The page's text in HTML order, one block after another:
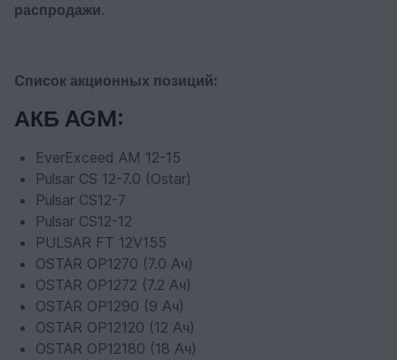
распродажи.
Cписок акционных позиций:
АКБ AGM:
EverExceed AM 12-15
Pulsar CS 12-7.0 (Ostar)
Pulsar CS12-7
Pulsar CS12-12
PULSAR FT 12V155
OSTAR OP1270 (7.0 Ач)
OSTAR OP1272 (7.2 Ач)
OSTAR OP1290 (9 Ач)
OSTAR OP12120 (12 Ач)
OSTAR OP12180 (18 Ач)